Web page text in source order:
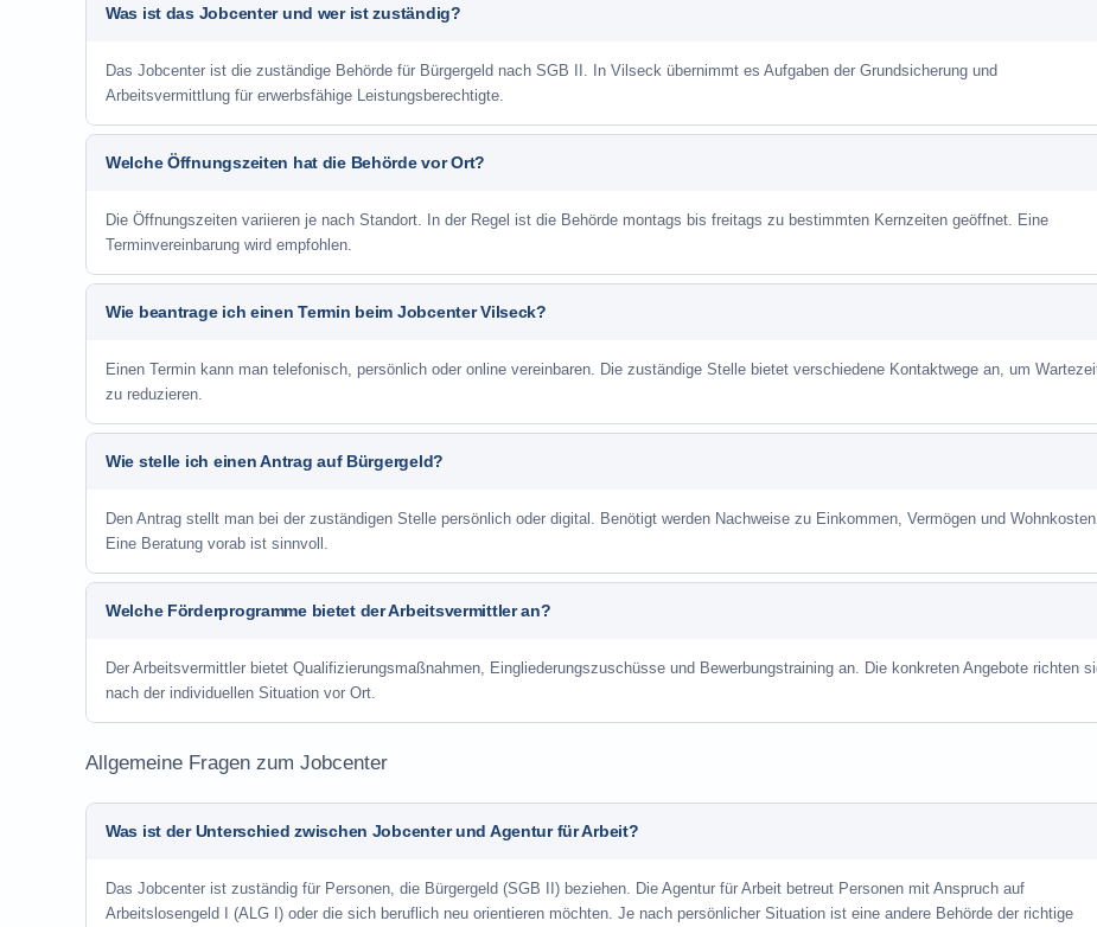
Was ist das Jobcenter und wer ist zuständig?
Das Jobcenter ist die zuständige Behörde für Bürgergeld nach SGB II. In Vilseck übernimmt es Aufgaben der Grundsicherung und
Arbeitsvermittlung für erwerbsfähige Leistungsberechtigte.
Welche Öffnungszeiten hat die Behörde vor Ort?
Die Öffnungszeiten variieren je nach Standort. In der Regel ist die Behörde montags bis freitags zu bestimmten Kernzeiten geöffnet. Eine
Terminvereinbarung wird empfohlen.
Wie beantrage ich einen Termin beim Jobcenter Vilseck?
Einen Termin kann man telefonisch, persönlich oder online vereinbaren. Die zuständige Stelle bietet verschiedene Kontaktwege an, um
zu reduzieren.
Wie stelle ich einen Antrag auf Bürgergeld?
Den Antrag stellt man bei der zuständigen Stelle persönlich oder digital. Benötigt werden Nachweise zu Einkommen, Vermögen und
Eine Beratung vorab ist sinnvoll.
Welche Förderprogramme bietet der Arbeitsvermittler an?
Der Arbeitsvermittler bietet Qualifizierungsmaßnahmen, Eingliederungszuschüsse und Bewerbungstraining an. Die konkreten Angebote richten
nach der individuellen Situation vor Ort.
Allgemeine Fragen zum Jobcenter
Was ist der Unterschied zwischen Jobcenter und Agentur für Arbeit?
Das Jobcenter ist zuständig für Personen, die Bürgergeld (SGB II) beziehen. Die Agentur für Arbeit betreut Personen mit Anspruch auf
Arbeitslosengeld I (ALG I) oder die sich beruflich neu orientieren möchten. Je nach persönlicher Situation ist eine andere Behörde der richtige